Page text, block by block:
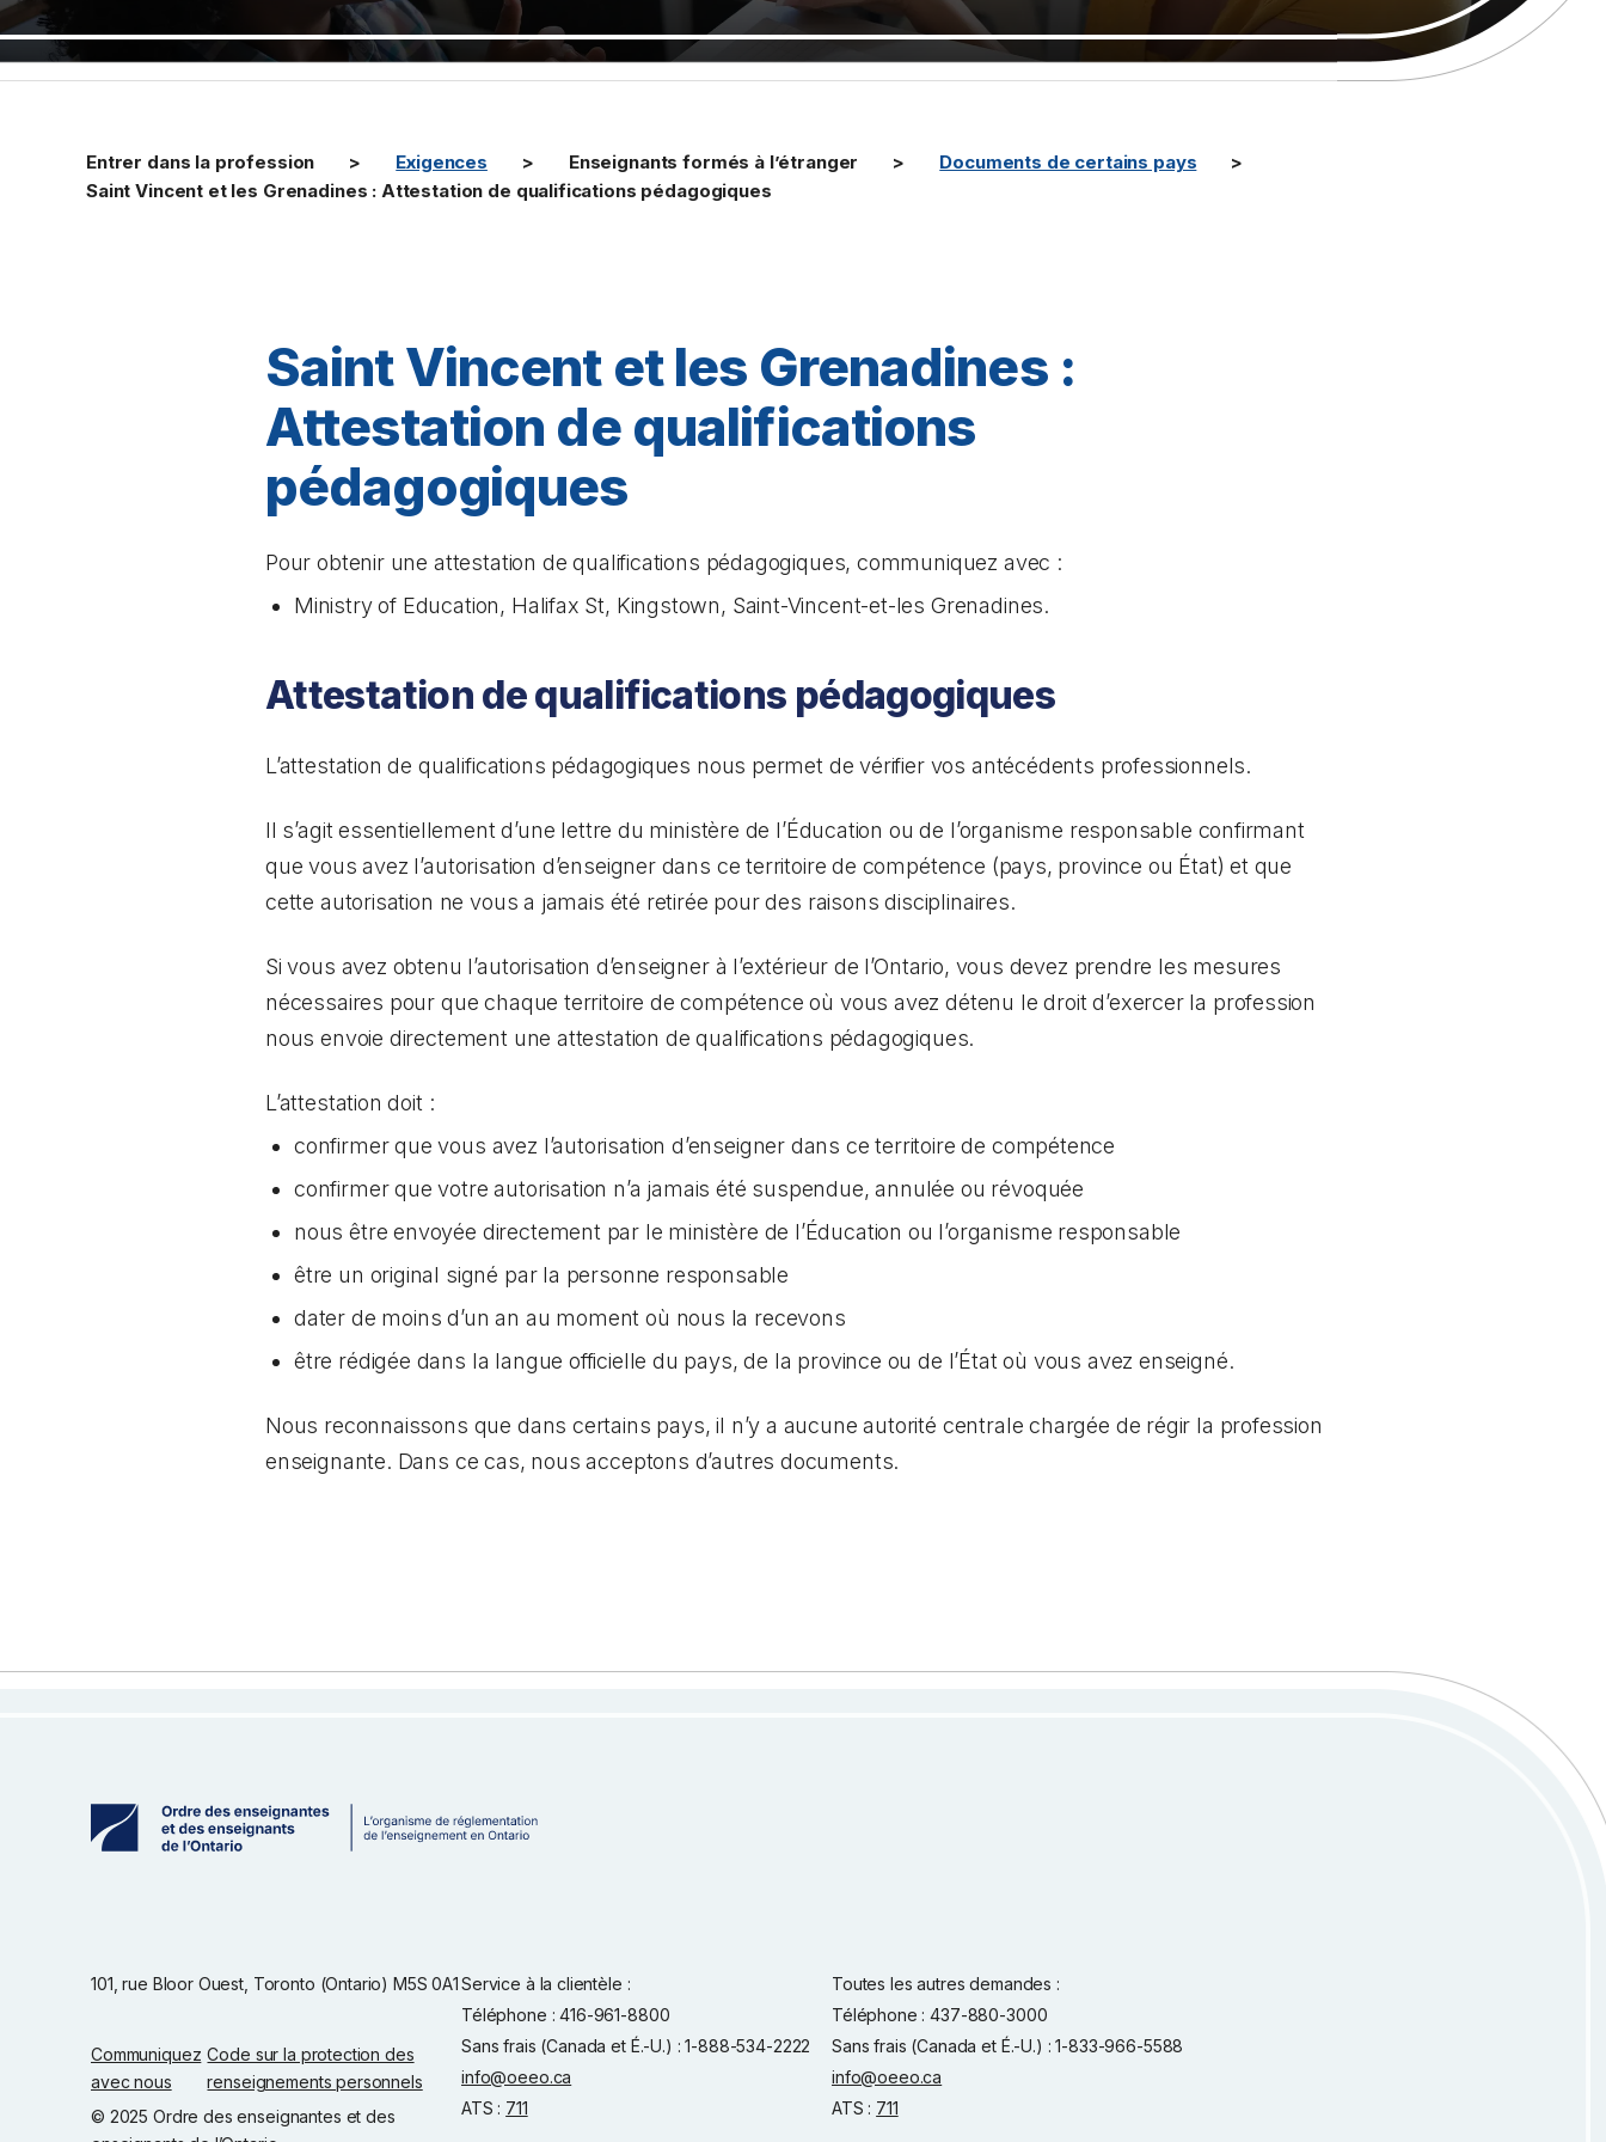
Entrer dans la profession Exigences Enseignants formés à l’étranger
Documents de certains pays
Saint Vincent et les Grenadines : Attestation de qualifications pédagogiques
Saint Vincent et les Grenadines :
Attestation de qualifications
pédagogiques
Pour obtenir une attestation de qualifications pédagogiques, communiquez avec :
Ministry of Education, Halifax St, Kingstown, Saint-Vincent-et-les Grenadines.
Attestation de qualifications pédagogiques
L’attestation de qualifications pédagogiques nous permet de vérifier vos antécédents professionnels.
Il s’agit essentiellement d’une lettre du ministère de l’Éducation ou de l’organisme responsable confirmant
que vous avez l’autorisation d’enseigner dans ce territoire de compétence (pays, province ou État) et que
cette autorisation ne vous a jamais été retirée pour des raisons disciplinaires.
Si vous avez obtenu l’autorisation d’enseigner à l’extérieur de l’Ontario, vous devez prendre les mesures
nécessaires pour que chaque territoire de compétence où vous avez détenu le droit d’exercer la profession
nous envoie directement une attestation de qualifications pédagogiques.
L’attestation doit :
confirmer que vous avez l’autorisation d’enseigner dans ce territoire de compétence
confirmer que votre autorisation n’a jamais été suspendue, annulée ou révoquée
nous être envoyée directement par le ministère de l’Éducation ou l’organisme responsable
être un original signé par la personne responsable
dater de moins d’un an au moment où nous la recevons
être rédigée dans la langue officielle du pays, de la province ou de l’État où vous avez enseigné.
Nous reconnaissons que dans certains pays, il n’y a aucune autorité centrale chargée de régir la profession
enseignante. Dans ce cas, nous acceptons d’autres documents.
101, rue Bloor Ouest, Toronto (Ontario) M5S 0A1
Communiquez
avec nous
Code sur la protection des
renseignements personnels
© 2025 Ordre des enseignantes et des
Service à la clientèle :
Téléphone : 416-961-8800
Sans frais (Canada et É.-U.) : 1-888-534-2222
info@oeeo.ca
ATS : 711
Toutes les autres demandes :
Téléphone : 437-880-3000
Sans frais (Canada et É.-U.) : 1-833-966-5588
info@oeeo.ca
ATS : 711